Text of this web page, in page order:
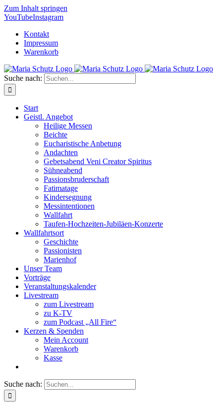
Zum Inhalt springen
YouTubeInstagram
Kontakt
Impressum
Warenkorb
Suche nach:
Start
Geistl. Angebot
Heilige Messen
Beichte
Eucharistische Anbetung
Andachten
Gebetsabend Veni Creator Spiritus
Sühneabend
Passionsbruderschaft
Fatimatage
Kindersegnung
Messintentionen
Wallfahrt
Taufen-Hochzeiten-Jubiläen-Konzerte
Wallfahrtsort
Geschichte
Passionisten
Marienhof
Unser Team
Vorträge
Veranstaltungskalender
Livestream
zum Livestream
zu K-TV
zum Podcast „All Fire“
Kerzen & Spenden
Mein Account
Warenkorb
Kasse
Suche nach: